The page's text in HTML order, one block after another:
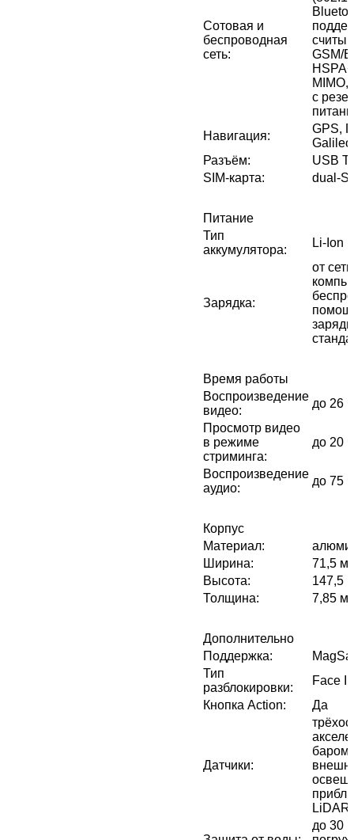
Сотовая и
беспроводная
сеть:
GSM/
MIMO,
с
Навигация:
GPS,
Разъём:
USB
SIM-карта: dual-
Питание
Тип
аккумулятора:
Li-Ion
Зарядка:
от
Время работы
Воспроизведение
видео:
до 26
Просмотр видео
в режиме
стриминга:
до 20
Воспроизведение
аудио:
до 75
Корпус
Материал:
Ширина:
71,5
Высота:
147,5
Толщина: 7,85
Дополнительно
Поддержка:
Тип
разблокировки:
Face
Кнопка Action: Да
Датчики:
LiDAR
до 30